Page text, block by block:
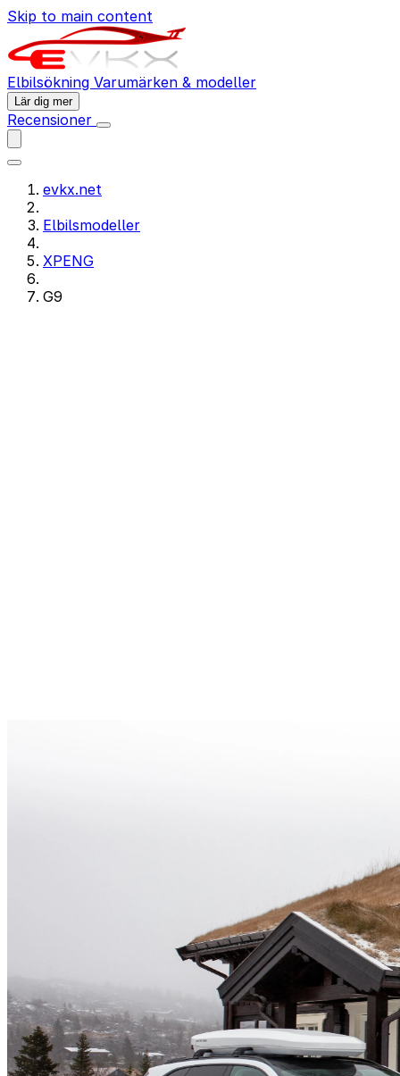
Skip to main content
Elbilsökning Varumärken & modeller
Lär dig mer
Recensioner
evkx.net
Elbilsmodeller
XPENG
G9